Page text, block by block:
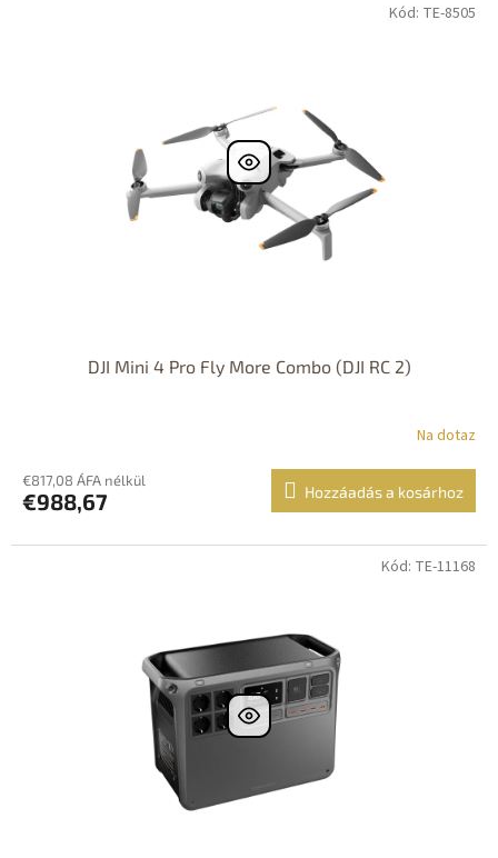
DJI Mini 4 Pro Fly More Combo (DJI RC 2)
Na dotaz
€817,08 ÁFA nélkül
€988,67 Hozzáadás a kosárhoz
Kód: TE-8505
Kód: TE-11168